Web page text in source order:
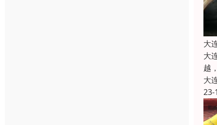
大
大
越
大
23-